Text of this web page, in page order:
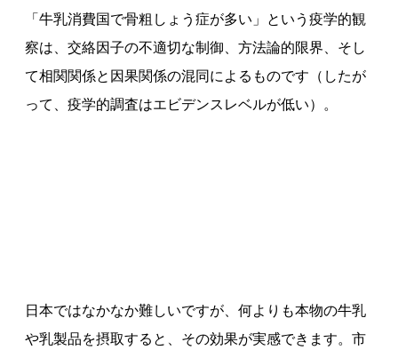
「牛乳消費国で骨粗しょう症が多い」という疫学的観
察は、交絡因子の不適切な制御、方法論的限界、そし
て相関関係と因果関係の混同によるものです（したが
って、疫学的調査はエビデンスレベルが低い）。
日本ではなかなか難しいですが、何よりも本物の牛乳
や乳製品を摂取すると、その効果が実感できます。市